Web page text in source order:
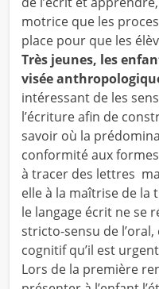
motrice que les
place pour que les
Très jeunes, les
visée
intéressant de les
l’écriture afin de
savoir où la
conformité aux
à tracer des lettres
elle à la maîtrise de la
le langage écrit ne se
stricto-sensu de
cognitif qu’il est
Lors de la première